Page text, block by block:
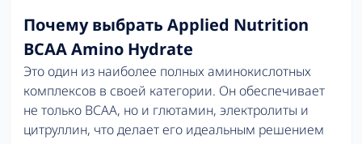
Почему выбрать Applied Nutrition
BCAA Amino Hydrate
Это один из наиболее полных аминокислотных
комплексов в своей категории. Он обеспечивает
не только BCAA, но и глютамин, электролиты и
цитруллин, что делает его идеальным решением